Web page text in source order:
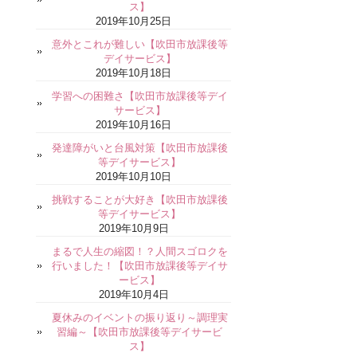
ス】
2019年10月25日
意外とこれが難しい【吹田市放課後等
デイサービス】
2019年10月18日
学習への困難さ【吹田市放課後等デイ
サービス】
2019年10月16日
発達障がいと台風対策【吹田市放課後
等デイサービス】
2019年10月10日
挑戦することが大好き【吹田市放課後
等デイサービス】
2019年10月9日
まるで人生の縮図！？人間スゴロクを
行いました！【吹田市放課後等デイサ
ービス】
2019年10月4日
夏休みのイベントの振り返り～調理実
習編～【吹田市放課後等デイサービ
ス】